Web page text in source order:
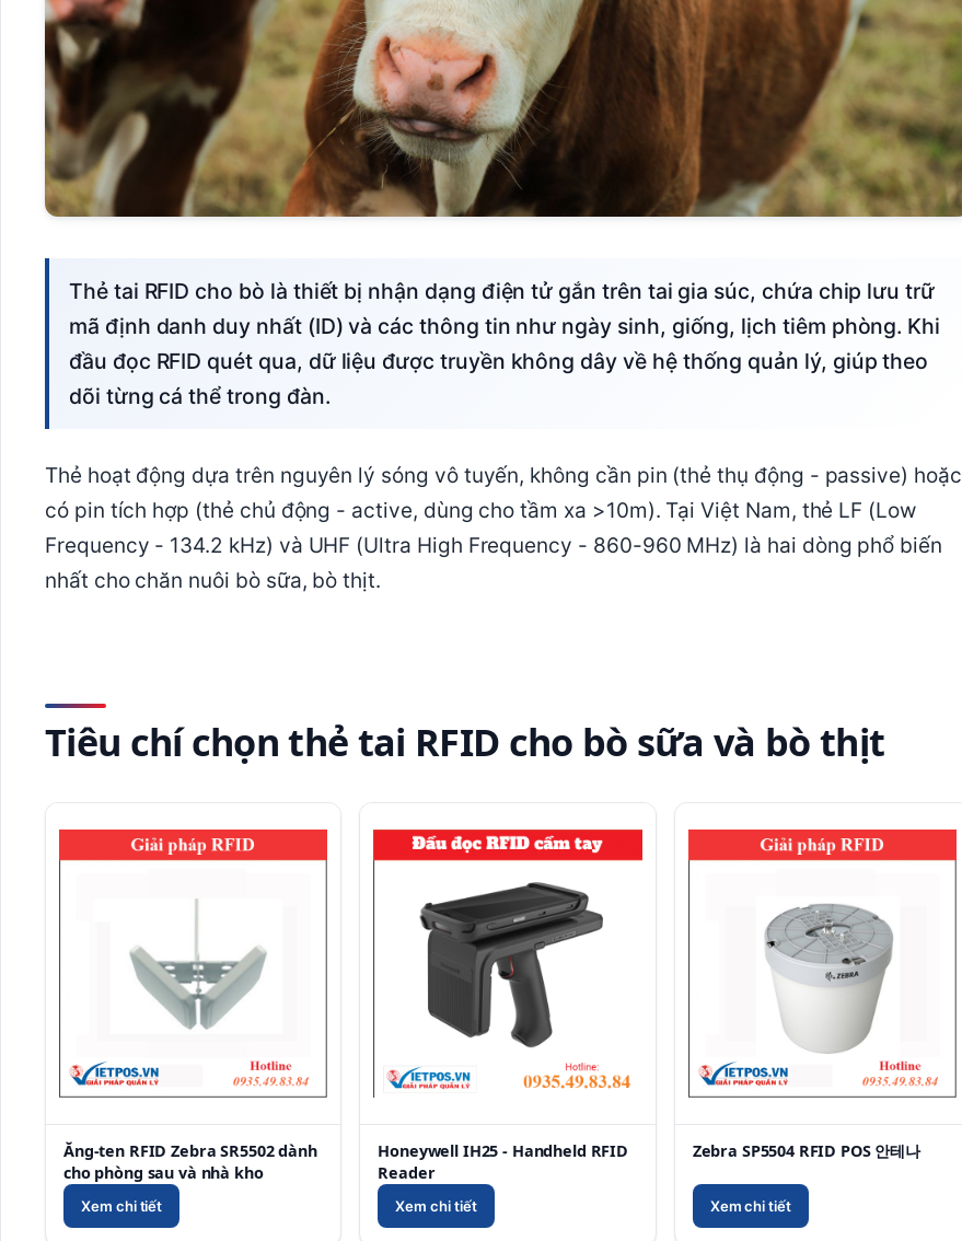
Thẻ tai RFID cho bò là thiết bị nhận dạng điện tử gắn trên tai gia súc, chứa chip lưu trữ
mã định danh duy nhất (ID) và các thông tin như ngày sinh, giống, lịch tiêm phòng. Khi
đầu đọc RFID quét qua, dữ liệu được truyền không dây về hệ thống quản lý, giúp theo
dõi từng cá thể trong đàn.
Thẻ hoạt động dựa trên nguyên lý sóng vô tuyến, không cần pin (thẻ thụ động - passive) hoặc
có pin tích hợp (thẻ chủ động - active, dùng cho tầm xa >10m). Tại Việt Nam, thẻ LF (Low
Frequency - 134.2 kHz) và UHF (Ultra High Frequency - 860-960 MHz) là hai dòng phổ biến
nhất cho chăn nuôi bò sữa, bò thịt.
Tiêu chí chọn thẻ tai RFID cho bò sữa và bò thịt
Ăng-ten RFID Zebra SR5502 dành
cho phòng sau và nhà kho
Xem chi tiết
Honeywell IH25 - Handheld RFID
Reader
Xem chi tiết
Zebra SP5504 RFID POS 안테나
Xem chi tiết